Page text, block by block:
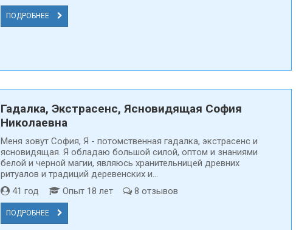
ПОДРОБНЕЕ
Гадалка, Экстрасенс, Ясновидящая София
Николаевна
Меня зовут Cофия, Я - потомственная гадалка, экстрасенс и
ясновидящая. Я обладаю большой силой, оптом и знаниями
белой и черной магии, являюсь хранительницей древних
ритуалов и традиций деревенских и...
41 год
Опыт 18 лет 8 отзывов
ПОДРОБНЕЕ